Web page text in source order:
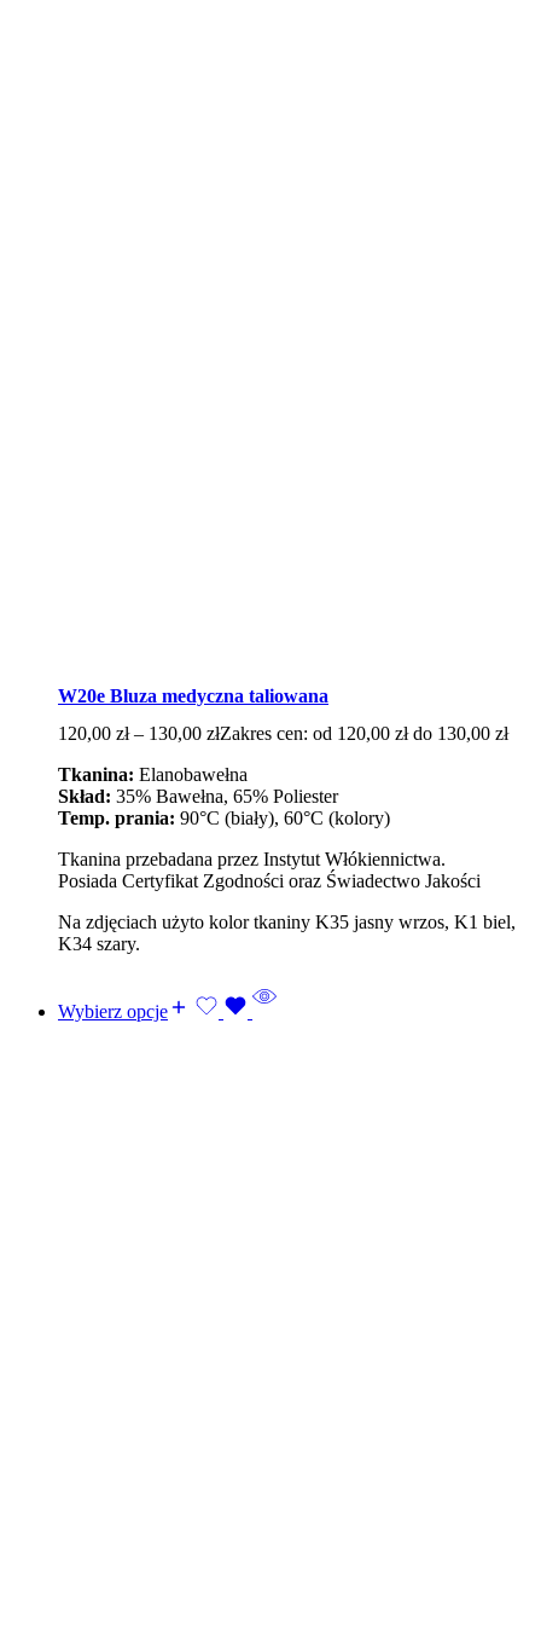
W20e Bluza medyczna taliowana
120,00 zł – 130,00 złZakres cen: od 120,00 zł do 130,00 zł
Tkanina: Elanobawełna
Skład: 35% Bawełna, 65% Poliester
Temp. prania: 90°C (biały), 60°C (kolory)
Tkanina przebadana przez Instytut Włókiennictwa.
Posiada Certyfikat Zgodności oraz Świadectwo Jakości
Na zdjęciach użyto kolor tkaniny K35 jasny wrzos, K1 biel,
K34 szary.
Wybierz opcje